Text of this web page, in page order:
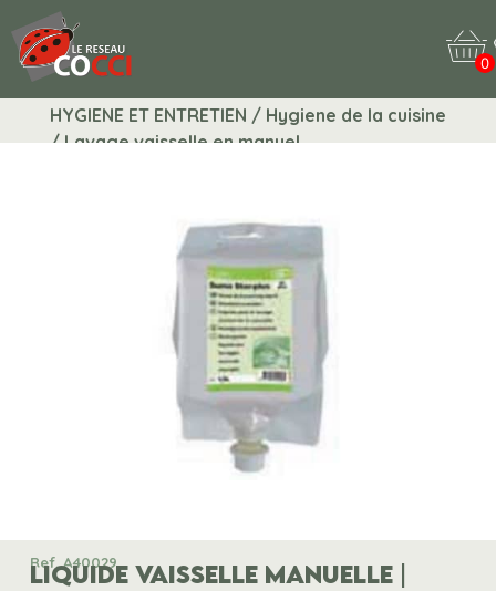
0
HYGIENE ET ENTRETIEN / Hygiene de la cuisine
/ Lavage vaisselle en manuel
Ref. A40029
LIQUIDE VAISSELLE MANUELLE |